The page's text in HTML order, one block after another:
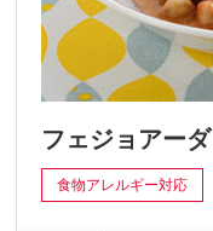
フェジョアーダ
食物アレルギー対応